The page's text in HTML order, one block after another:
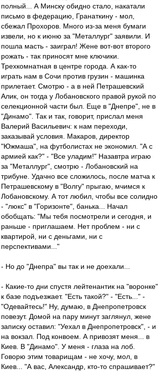
полный... А Минску обидно стало, накатали
письмо в федерацию, Гранаткину - мол,
сбежал Прохоров. Много из-за меня бумаги
извели, но к июню за "Металлург" заявили. И
пошла масть - заиграл! Жене вот-вот второго
рожать - так приносят мне ключики.
Трехкомнатная в центре города. А как-то
играть нам в Сочи против грузин - машинка
прилетает. Смотрю - а в ней Петрашевский
Алик, он тогда у Лобановского правой рукой по
селекционной части был. Еще в "Днепре", не в
"Динамо". Так и так, говорит, прислал меня
Валерий Васильевич: к нам переходи,
заказывай условия. Макаров, директор
"Южмаша", на футболистах не экономил. "А с
армией как?" - "Все уладим!" Назавтра играю
за "Металлург", смотрю - Лобановский на
трибуне. Удачно все сложилось, после матча к
Петрашевскому в "Волгу" прыгаю, мчимся к
Лобановскому. А тот любил, чтобы все солидно
- "люкс" в "Горизонте", банька... Начал
обобщать: "Мы тебя посмотрели и сегодня, и
раньше - приглашаем. Нет проблем - ни с
квартирой, ни с деньгами, ни с
перспективами..."
- Но до "Днепра" вы так и не доехали...
- Какие-то дни спустя лейтенантик на "воронке"
к базе подъезжает. "Есть такой?" - "Есть..." -
"Одевайтесь!" Ну, думаю, в Днепропетровск
повезут. Домой на пару минут заглянул, жене
записку оставил: "Уехал в Днепропетровск", - и
на вокзал. Под конвоем. А привозят меня... в
Киев. В "Динамо". У меня - глаза на лоб.
Говорю этим товарищам - не хочу, мол, в
Киев... "А вас, Александр, кто-то спрашивает?"